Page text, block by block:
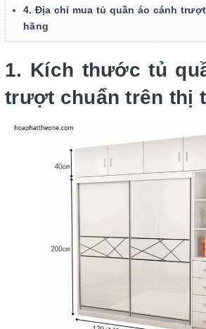
4. Địa chỉ mua tủ quần áo cánh
hãng
1. Kích thước tủ
trượt chuẩn trên thị